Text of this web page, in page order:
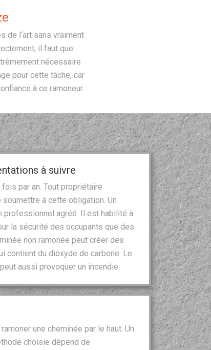
de l‘art sans vraiment
il faut que
nécessaire
pour cette tâche, car
à ce ramoneur.
à suivre
par an. Tout propriétaire
soumettre à cette obligation. Un
professionnel agréé. Il est habilité à
la sécurité des occupants que des
non ramonée peut créer des
contient du dioxyde de carbone. Le
aussi provoquer un incendie.
une cheminée par le haut. Un
choisie dépend de